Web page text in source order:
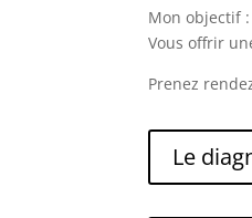
Mon objectif :
Vous offrir
Prenez
Le